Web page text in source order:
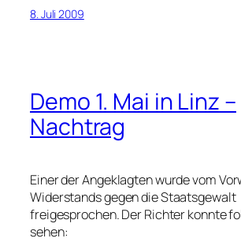
8. Juli 2009
Demo 1. Mai in Linz –
Nachtrag
Einer der Angeklagten wurde vom
Widerstands gegen die Staatsgewalt
freigesprochen. Der Richter konnte
sehen: